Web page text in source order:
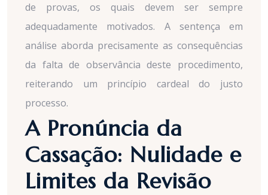
de provas, os quais devem ser sempre
adequadamente motivados. A sentença em
análise aborda precisamente as consequências
da falta de observância deste procedimento,
reiterando um princípio cardeal do justo
processo.
A Pronúncia da
Cassação: Nulidade e
Limites da Revisão